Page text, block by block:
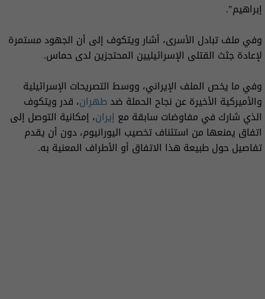
إبراهيم".
وفي ملف تبادل الأسرى، أشار ويتكوف إلى أن الجهود مستمرة
لإعادة جثث القتلى الإسرائيليين المحتجزين لدى حماس.
وفي ما يخص الملف الإيراني، ووسط التصريحات الإسرائيلية
والأميركية الأخيرة عن نجاح الحملة ضدطهران، قدر ويتكوف
الذي شارك في مفاوضات سابقة مع إيران، إمكانية التوصل إلى
اتفاق يمنعها من استئناف تخصيب اليورانيوم، دون أن يقدم
تفاصيل حول طبيعة هذا الاتفاق أو الأطراف المعنية به.